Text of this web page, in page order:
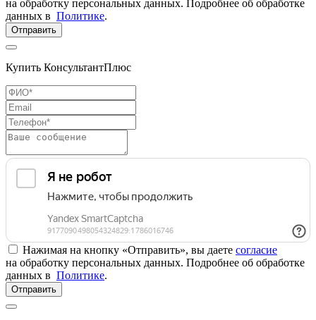
на обработку персональных данных. Подробнее об обработке
данных в Политике.
Отправить
Купить КонсультантПлюс
Нажимая на кнопку «Отправить», вы даете согласие
на обработку персональных данных. Подробнее об обработке
данных в Политике.
Отправить